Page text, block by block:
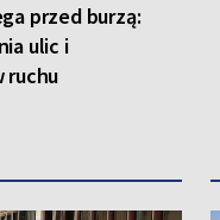
przed burzą:
ulic i
ruchu